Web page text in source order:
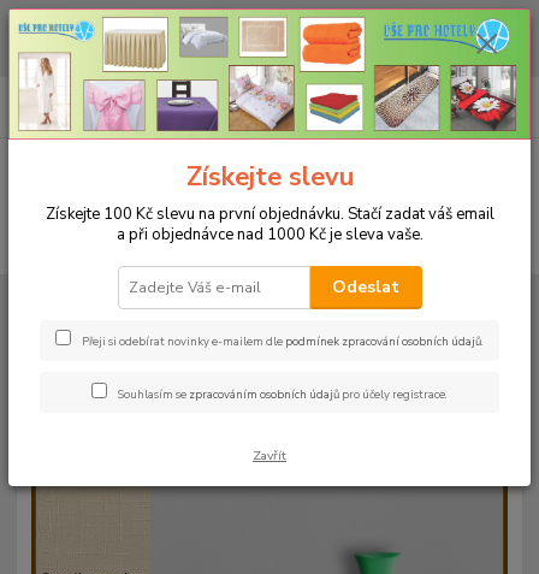
CHCETE NAKOUPIT VĚTŠÍ MNOŽSTVÍ NAŠICH PRODUKTŮ ZA LEPŠÍ
CENU? Klikněte ZDE
CZK
+420 773 794 023
Pondělí-pátek 9-16 hodin
0ks
za0 Kč
UBRUSY
Teflonové ubrusy jednobarevné s vodoodpudivou úpravou
Teflonový ubrus kulatý 150cm -
hnědý 113
Získejte slevu
Získejte 100 Kč slevu na první objednávku. Stačí zadat váš email
a při objednávce nad 1000 Kč je sleva vaše.
Odeslat
Přeji si odebírat novinky e-mailem dle podmínek zpracování osobních údajů.
Souhlasím se zpracováním osobních údajů pro účely registrace.
Zavřít